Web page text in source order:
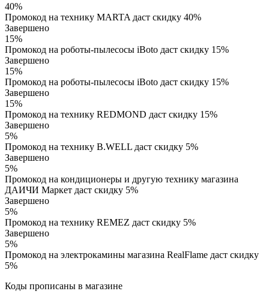
40%
Промокод на технику MARTA даст скидку 40%
Завершено
15%
Промокод на роботы-пылесосы iBoto даст скидку 15%
Завершено
15%
Промокод на роботы-пылесосы iBoto даст скидку 15%
Завершено
15%
Промокод на технику REDMOND даст скидку 15%
Завершено
5%
Промокод на технику B.WELL даст скидку 5%
Завершено
5%
Промокод на кондиционеры и другую технику магазина
ДАИЧИ Маркет даст скидку 5%
Завершено
5%
Промокод на технику REMEZ даст скидку 5%
Завершено
5%
Промокод на электрокамины магазина RealFlame даст скидку
5%
Коды прописаны в магазине